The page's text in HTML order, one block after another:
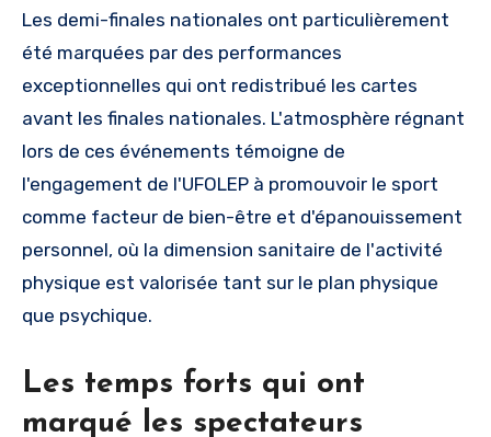
Les demi-finales nationales ont particulièrement
été marquées par des performances
exceptionnelles qui ont redistribué les cartes
avant les finales nationales. L'atmosphère régnant
lors de ces événements témoigne de
l'engagement de l'UFOLEP à promouvoir le sport
comme facteur de bien-être et d'épanouissement
personnel, où la dimension sanitaire de l'activité
physique est valorisée tant sur le plan physique
que psychique.
Les temps forts qui ont
marqué les spectateurs